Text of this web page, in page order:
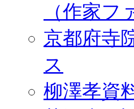
（作家フ
京都府寺
ス
柳澤孝資